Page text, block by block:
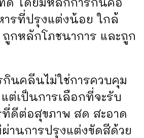
ารที่ปรุงแต่งน้อย ใกล้
ถูกหลักโภชนาการ และถูก
กินคลีนไม่ใช่การควบคุม
ต่เป็นการเลือกที่จะรับ
ดีต่อสุขภาพ สด สะอาด
านการปรุงแต่งขัดสีด้วย